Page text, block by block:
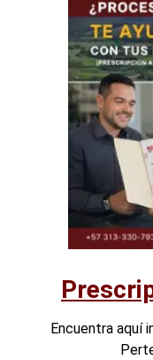
Encuentra aquí